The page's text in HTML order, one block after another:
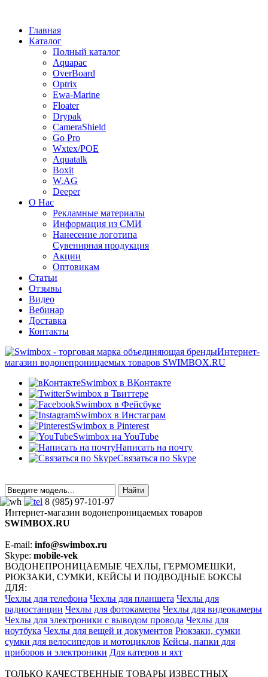
Главная
Каталог
Полный каталог
Aquapac
OverBoard
Optrix
Ewa-Marine
Floater
Drypak
CameraShield
Go Pro
Wxtex/POE
Aquatalk
Boxit
W.AG
Deeper
О Нас
Рекламные материалы
Информация из СМИ
Нанесение логотипа
Сувенирная продукция
Акции
Оптовикам
Статьи
Отзывы
Видео
Вебинар
Доставка
Контакты
Интернет-
магазин водонепроницаемых товаров SWIMBOX.RU
Swimbox в ВКонтакте
Swimbox в Твиттере
Swimbox в Фейсбуке
Swimbox в Инстаграм
Swimbox в Pinterest
Swimbox на YouTube
Написать на почту
Связаться по Skype
8 (985) 97-101-97
Интернет-магазин водонепроницаемых товаров
SWIMBOX.RU
E-mail: info@swimbox.ru
Skype: mobile-vek
ВОДОНЕПРОНИЦАЕМЫЕ ЧЕХЛЫ, ГЕРМОМЕШКИ,
РЮКЗАКИ, СУМКИ, КЕЙСЫ И ПОДВОДНЫЕ БОКСЫ
ДЛЯ:
Чехлы для телефона Чехлы для планшета Чехлы для
радиостанции Чехлы для фотокамеры Чехлы для видеокамеры
Чехлы для электроники с выводом провода Чехлы для
ноутбука Чехлы для вещей и документов Рюкзаки, сумки
сумки для велосипедов и мотоциклов Кейсы, папки для
приборов и электроники Для катеров и яхт
ТОЛЬКО КАЧЕСТВЕННЫЕ ТОВАРЫ ИЗВЕСТНЫХ